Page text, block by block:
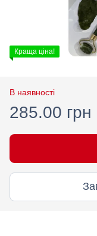
Краща ціна!
В наявності
285.00 грн